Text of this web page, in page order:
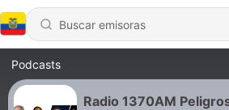
Podcasts
Radio 1370AM